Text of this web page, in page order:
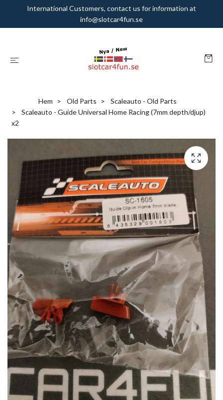
International Customers, contact us for information at
info@slotcar4fun.se
Hem Old Parts
Scaleauto - Old Parts
Scaleauto - Guide Universal Home Racing (7mm depth/djup)
x2